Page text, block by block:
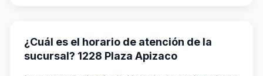
¿Cuál es el horario de atención de la
sucursal? 1228 Plaza Apizaco